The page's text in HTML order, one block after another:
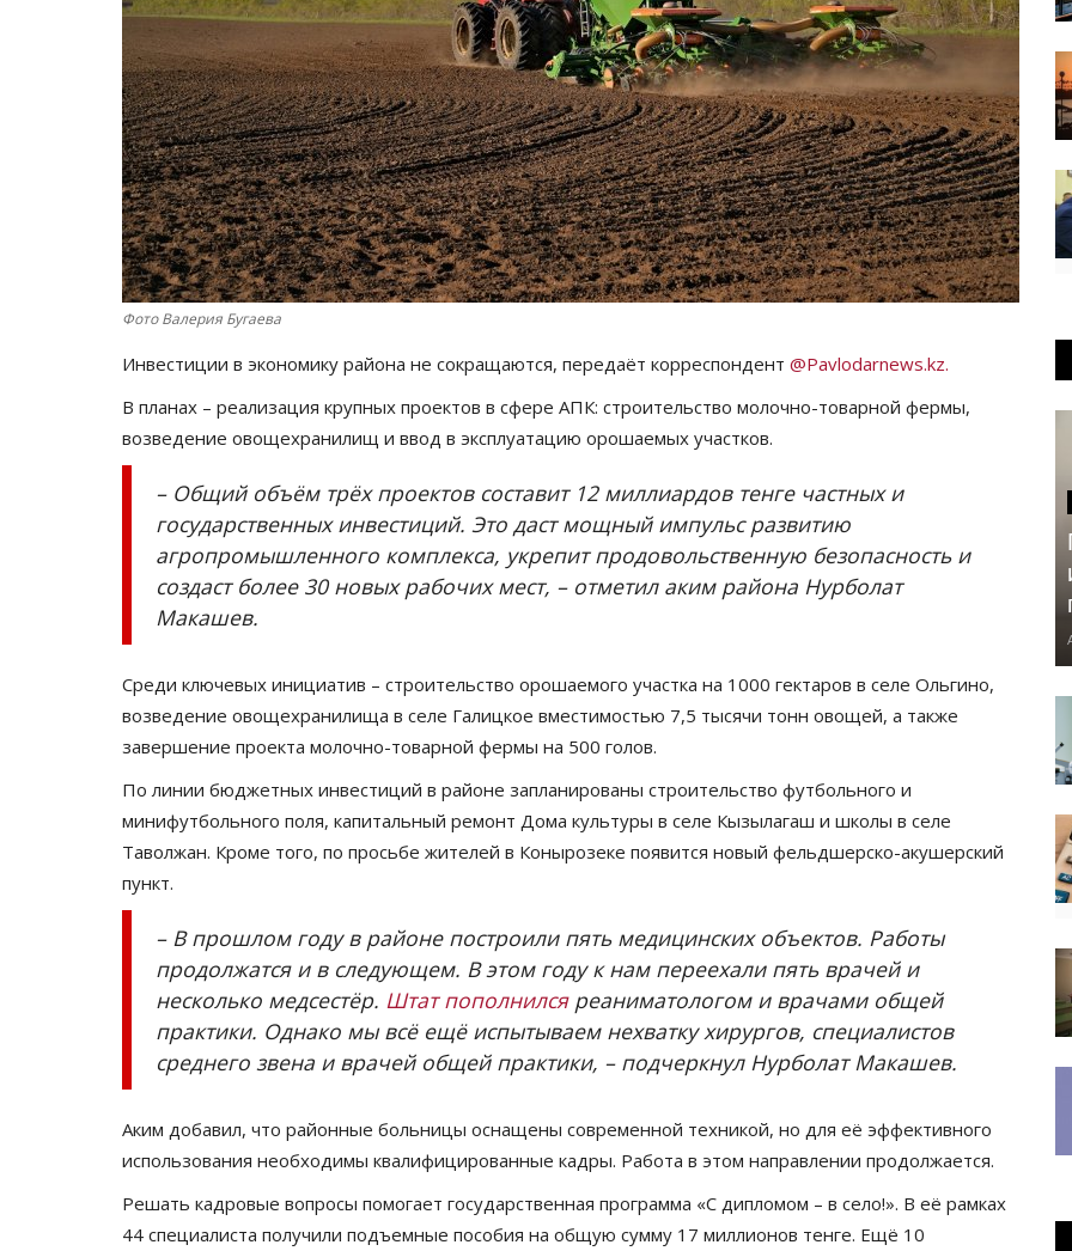
Фото Валерия Бугаева
Инвестиции в экономику района не сокращаются, передаёт корреспондент @Pavlodarnews.kz.
В планах – реализация крупных проектов в сфере АПК: строительство молочно-товарной фермы,
возведение овощехранилищ и ввод в эксплуатацию орошаемых участков.
– Общий объём трёх проектов составит 12 миллиардов тенге частных и
государственных инвестиций. Это даст мощный импульс развитию
агропромышленного комплекса, укрепит продовольственную безопасность и
создаст более 30 новых рабочих мест, – отметил аким района Нурболат
Макашев.
Среди ключевых инициатив – строительство орошаемого участка на 1000 гектаров в селе Ольгино,
возведение овощехранилища в селе Галицкое вместимостью 7,5 тысячи тонн овощей, а также
завершение проекта молочно-товарной фермы на 500 голов.
По линии бюджетных инвестиций в районе запланированы строительство футбольного и
минифутбольного поля, капитальный ремонт Дома культуры в селе Кызылагаш и школы в селе
Таволжан. Кроме того, по просьбе жителей в Конырозеке появится новый фельдшерско-акушерский
пункт.
– В прошлом году в районе построили пять медицинских объектов. Работы
продолжатся и в следующем. В этом году к нам переехали пять врачей и
несколько медсестёр. Штат пополнилсяреаниматологом и врачами общей
практики. Однако мы всё ещё испытываем нехватку хирургов, специалистов
среднего звена и врачей общей практики, – подчеркнул Нурболат Макашев.
Аким добавил, что районные больницы оснащены современной техникой, но для её эффективного
использования необходимы квалифицированные кадры. Работа в этом направлении продолжается.
Решать кадровые вопросы помогает государственная программа «С дипломом – в село!». В её рамках
44 специалиста получили подъемные пособия на общую сумму 17 миллионов тенге. Ещё 10